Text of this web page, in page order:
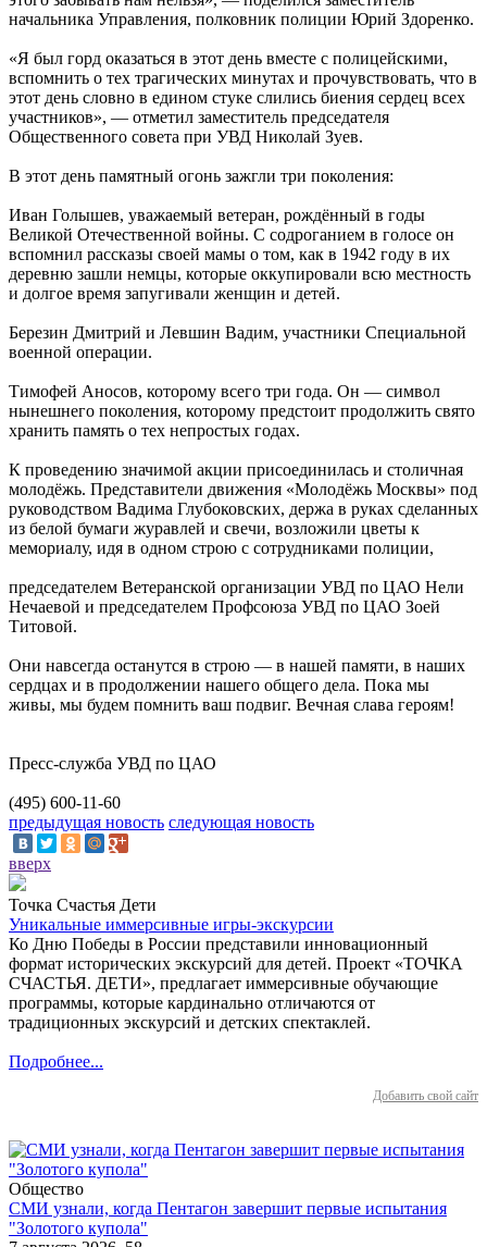
начальника Управления, полковник полиции Юрий Здоренко.
«Я был горд оказаться в этот день вместе с полицейскими,
вспомнить о тех трагических минутах и прочувствовать, что в
этот день словно в едином стуке слились биения сердец всех
участников», — отметил заместитель председателя
Общественного совета при УВД Николай Зуев.
В этот день памятный огонь зажгли три поколения:
Иван Голышев, уважаемый ветеран, рождённый в годы
Великой Отечественной войны. С содроганием в голосе он
вспомнил рассказы своей мамы о том, как в 1942 году в их
деревню зашли немцы, которые оккупировали всю местность
и долгое время запугивали женщин и детей.
Березин Дмитрий и Левшин Вадим, участники Специальной
военной операции.
Тимофей Аносов, которому всего три года. Он — символ
нынешнего поколения, которому предстоит продолжить свято
хранить память о тех непростых годах.
К проведению значимой акции присоединилась и столичная
молодёжь. Представители движения «Молодёжь Москвы» под
руководством Вадима Глубоковских, держа в руках сделанных
из белой бумаги журавлей и свечи, возложили цветы к
мемориалу, идя в одном строю с сотрудниками полиции,
председателем Ветеранской организации УВД по ЦАО Нели
Нечаевой и председателем Профсоюза УВД по ЦАО Зоей
Титовой.
Они навсегда останутся в строю — в нашей памяти, в наших
сердцах и в продолжении нашего общего дела. Пока мы
живы, мы будем помнить ваш подвиг. Вечная слава героям!
Пресс-служба УВД по ЦАО
(495) 600-11-60
предыдущая новость следующая новость
вверх
Точка Счастья Дети
Уникальные иммерсивные игры-экскурсии
Ко Дню Победы в России представили инновационный
формат исторических экскурсий для детей. Проект «ТОЧКА
СЧАСТЬЯ. ДЕТИ», предлагает иммерсивные обучающие
программы, которые кардинально отличаются от
традиционных экскурсий и детских спектаклей.
Подробнее...
Добавить свой сайт
Общество
СМИ узнали, когда Пентагон завершит первые испытания
"Золотого купола"